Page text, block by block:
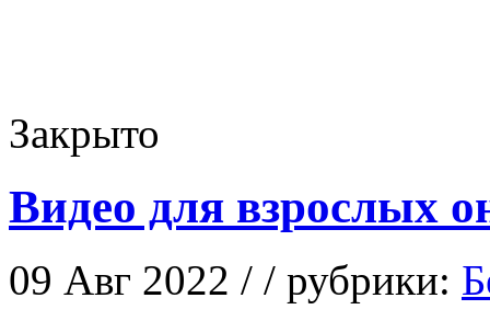
Закрыто
Видео для взрослых
09 Авг 2022 / / рубрики: